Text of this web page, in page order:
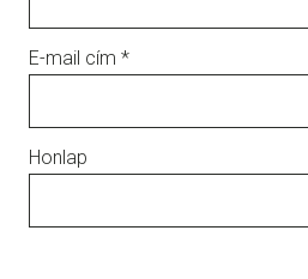
E-mail cím *
Honlap